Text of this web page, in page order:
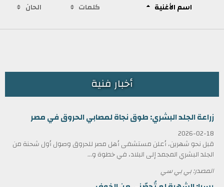
اسم الأغنية كلمات الحان
أخبار فنية
زراعة الجلد البشري: طوق نجاة لمصابي الحروق في مصر
2026-02-18
قبل نحو شهرين، أعلن مستشفى أهل مصر للحروق وصول أول شحنة من
الجلد البشري المجمد إلى البلاد، في خطوة و...
المصدر: بي بي سي